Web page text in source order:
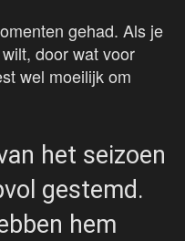
gehad. Als je
door wat voor
wel moeilijk om
het seizoen
gestemd.
hem